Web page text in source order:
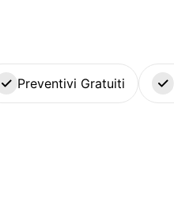
Preventivi Gratuiti